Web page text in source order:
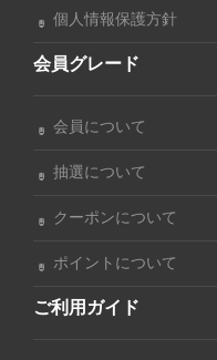
個人情報保護方針
会員グレード
会員について
抽選について
クーポンについて
ポイントについて
ご利用ガイド